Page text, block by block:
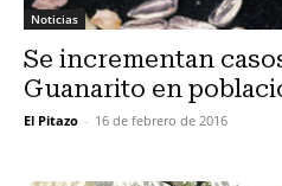
Noticias
Se incrementan
Guanarito en
El Pitazo - 16 de febrero de 2016